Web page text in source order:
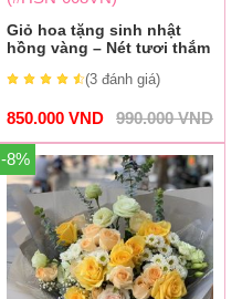
Giỏ hoa tặng sinh nhật
hồng vàng – Nét tươi thắm
(3 đánh giá)
990.000VND
850.000 VND
-8%